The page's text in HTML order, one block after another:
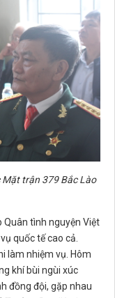
Mặt trận 379 Bắc Lào
Quân tình nguyện Việt
quốc tế cao cả.
làm nhiệm vụ. Hôm
khí bùi ngùi xúc
đồng đội, gặp nhau